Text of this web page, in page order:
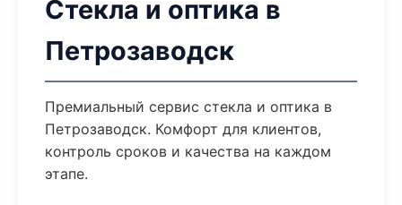
Стекла и оптика в
Петрозаводск
Премиальный сервис стекла и оптика в
Петрозаводск. Комфорт для клиентов,
контроль сроков и качества на каждом
этапе.